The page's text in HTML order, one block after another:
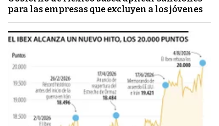
para las empresas que excluyen a los jóvenes